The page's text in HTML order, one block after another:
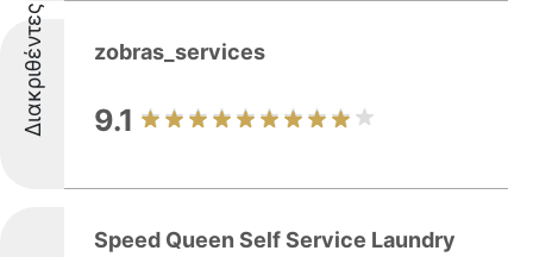
Διακριθέντες zobras_services
9.1
Speed Queen Self Service Laundry